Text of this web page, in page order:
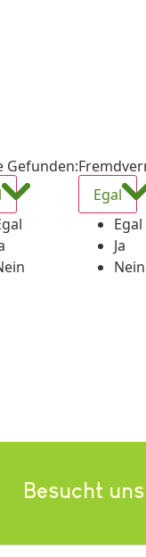
Gefunden:
Egal
Egal
Ja
Nein
Besucht